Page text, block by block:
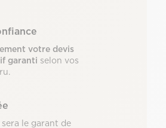
votre devis
garanti selon vos
sera le garant de